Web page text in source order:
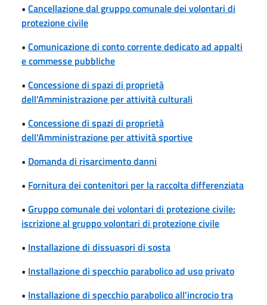
• Cancellazione dal gruppo comunale dei volontari di
protezione civile
• Comunicazione di conto corrente dedicato ad appalti
e commesse pubbliche
• Concessione di spazi di proprietà
dell'Amministrazione per attività culturali
• Concessione di spazi di proprietà
dell'Amministrazione per attività sportive
• Domanda di risarcimento danni
• Fornitura dei contenitori per la raccolta differenziata
• Gruppo comunale dei volontari di protezione civile:
iscrizione al gruppo volontari di protezione civile
• Installazione di dissuasori di sosta
• Installazione di specchio parabolico ad uso privato
• Installazione di specchio parabolico all'incrocio tra